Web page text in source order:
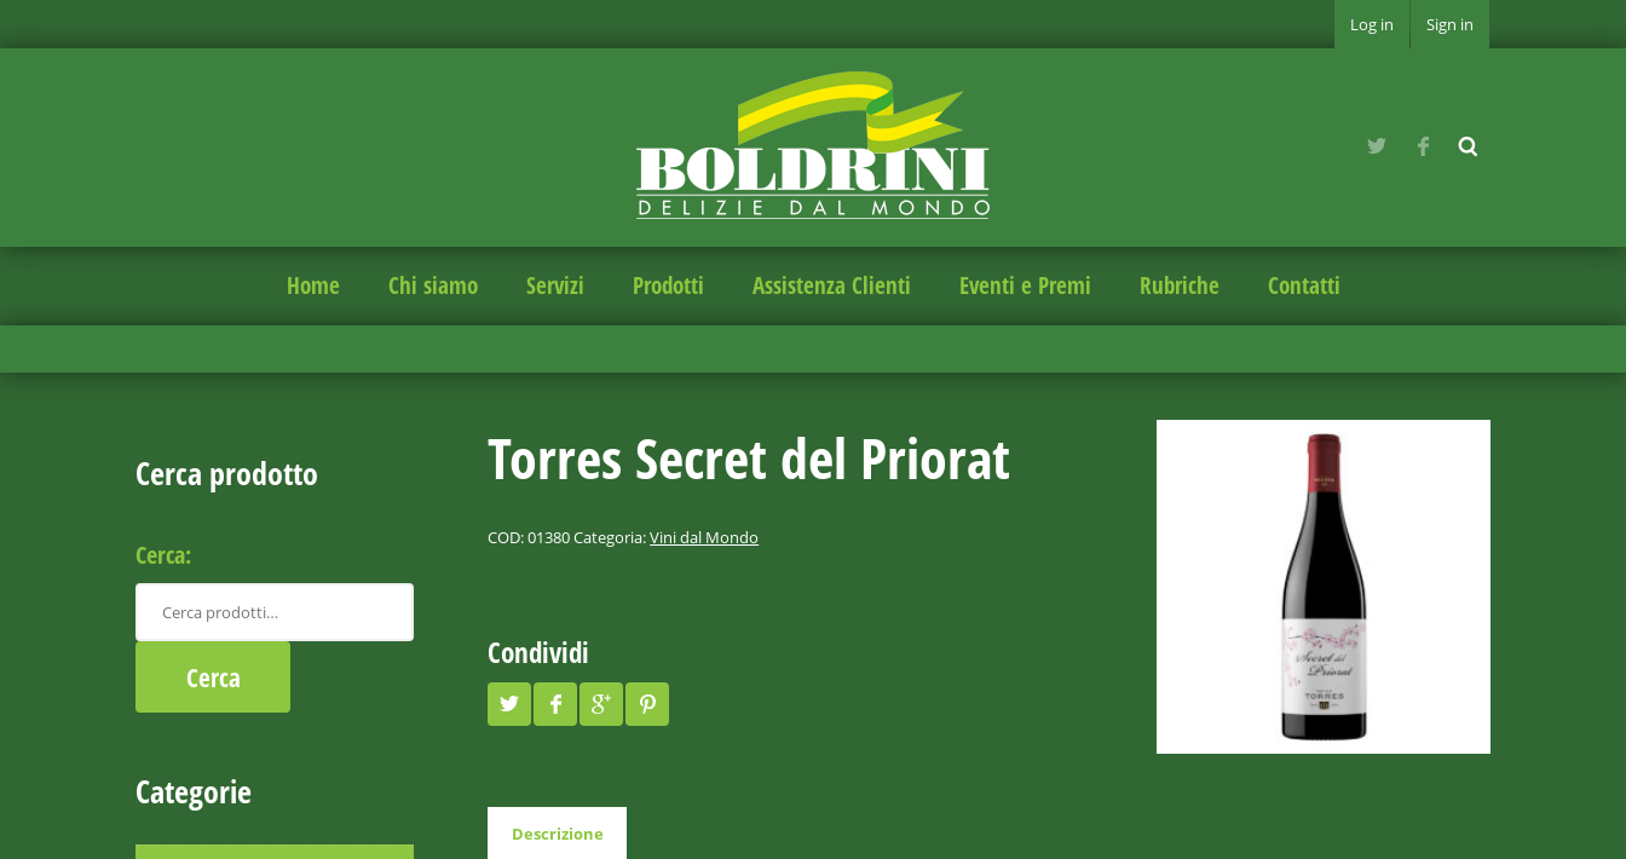
Log in Sign in
Home Chi siamo Servizi Prodotti Assistenza Clienti Eventi e Premi Rubriche Contatti
Cerca prodotto
Cerca:
Categorie
Torres Secret del Priorat
COD:01380Categoria:Vini dal Mondo
Condividi
Descrizione